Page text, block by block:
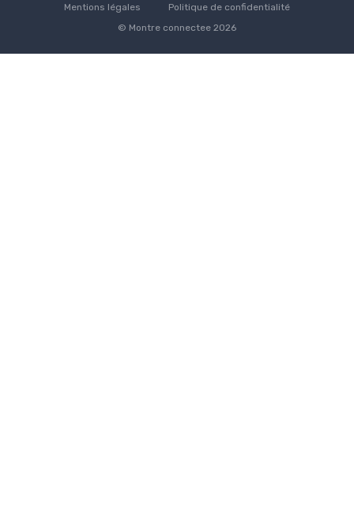
Mentions légales
Politique de confidentialité
© Montre connectee 2026